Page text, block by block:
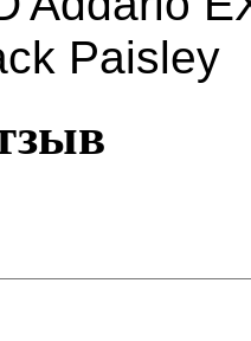
Paisley